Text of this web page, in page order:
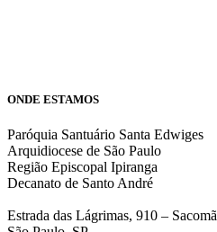
ONDE ESTAMOS
Paróquia Santuário Santa Edwiges
Arquidiocese de São Paulo
Região Episcopal Ipiranga
Decanato de Santo André
Estrada das Lágrimas, 910 – Sacomã